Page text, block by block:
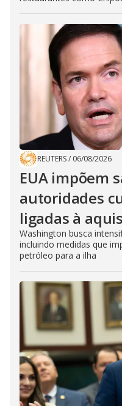
REUTERS/ 06/08/2026
EUA impõem
autoridades
ligadas à
Washington busca
incluindo medidas que
petróleo para a ilha